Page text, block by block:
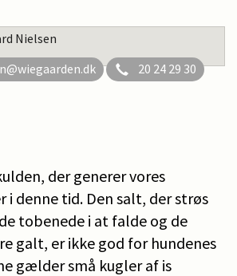
Nielsen
20 24 29 30
der generer vores
i denne tid. Den salt, der strøs
tobenede i at falde og de
galt, er ikke god for hundenes
gælder små kugler af is